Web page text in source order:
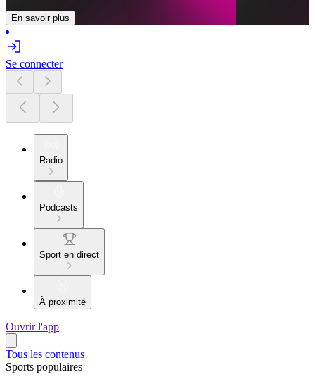
En savoir plus
Se connecter
Radio
Podcasts
Sport en direct
À proximité
Ouvrir l'app
Tous les contenus
Sports populaires